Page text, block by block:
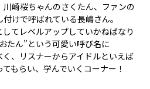
崎桜ちゃんのさくたん、ファンの
けで呼ばれている長嶋さん。
てレベルアップしていかねばなり
たん”という可愛い呼び名に
、リスナーからアイドルといえば
もらい、学んでいくコーナー！